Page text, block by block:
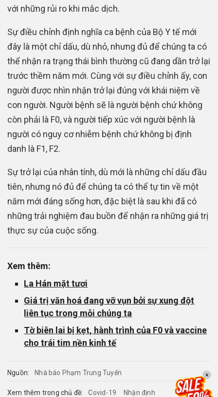
với những rủi ro khi mắc dịch.
Sự điều chỉnh định nghĩa ca bệnh của Bộ Y tế mới
đây là một chỉ dấu, dù nhỏ, nhưng đủ để chúng ta có
thể nhận ra trạng thái bình thường cũ đang dần trở lại
trước thềm năm mới. Cùng với sự điều chỉnh ấy, con
người được nhìn nhận trở lại đúng với khái niệm về
con người. Người bệnh sẽ là người bệnh chứ không
còn phải là F0, và người tiếp xúc với người bệnh là
người có nguy cơ nhiễm bệnh chứ không bị định
danh là F1, F2.
Sự trở lại của nhân tính, dù mới là những chỉ dấu đầu
tiên, nhưng nó đủ để chúng ta có thể tự tin về một
năm mới đáng sống hơn, đặc biệt là sau khi đã có
những trải nghiệm đau buồn để nhận ra những giá trị
thực sự của cuộc sống.
Xem thêm:
La Hán mặt tươi
Giá trị văn hoá đang vỡ vụn bởi sự xung đột
liên tục trong mỗi chúng ta
Tờ biên lai bị kẹt, hành trình của F0 và vaccine
cho trái tim nền kinh tế
Nguồn: Nhà báo Phạm Trung Tuyến
Xem thêm trong chủ đề: Covid-19 Nhận định
×